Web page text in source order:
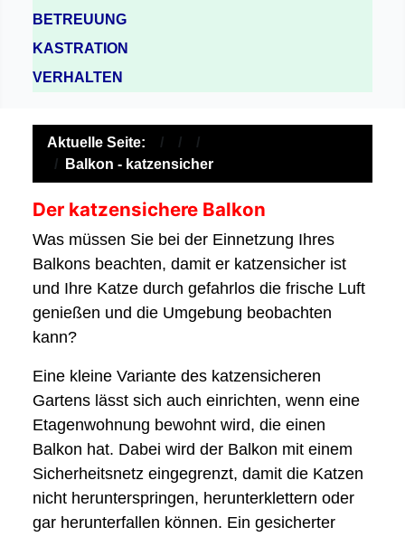
BETREUUNG
KASTRATION
VERHALTEN
Aktuelle Seite:
Balkon - katzensicher
Der katzensichere Balkon
Was müssen Sie bei der Einnetzung Ihres
Balkons beachten, damit er katzensicher ist
und Ihre Katze durch gefahrlos die frische Luft
genießen und die Umgebung beobachten
kann?
Eine kleine Variante des katzensicheren
Gartens lässt sich auch einrichten, wenn eine
Etagenwohnung bewohnt wird, die einen
Balkon hat. Dabei wird der Balkon mit einem
Sicherheitsnetz eingegrenzt, damit die Katzen
nicht herunterspringen, herunterklettern oder
gar herunterfallen können. Ein gesicherter